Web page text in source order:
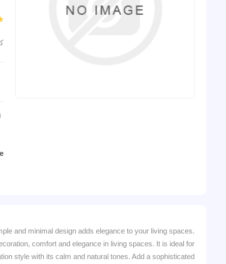
and minimal design adds elegance to your living spaces.
comfort and elegance in living spaces. It is ideal for
style with its calm and natural tones. Add a sophisticated